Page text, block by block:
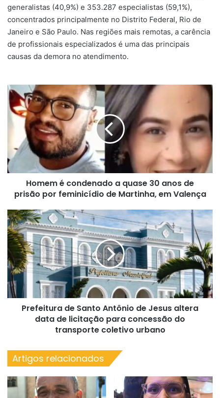
generalistas (40,9%) e 353.287 especialistas (59,1%),
concentrados principalmente no Distrito Federal, Rio de
Janeiro e São Paulo. Nas regiões mais remotas, a carência
de profissionais especializados é uma das principais
causas da demora no atendimento.
Homem
é
condenado
quase
anos
de
prisão
feminicídio
Martinha,
em
Valença
Homem é condenado a quase 30 anos de
prisão por feminicídio de Martinha, em Valença
Prefeitura
de
Santo
Antônio
de
Jesus
altera
data
de
licitação
coletivo
urbano
Prefeitura de Santo Antônio de Jesus altera
data de licitação para concessão do
transporte coletivo urbano
Artigos relacionados